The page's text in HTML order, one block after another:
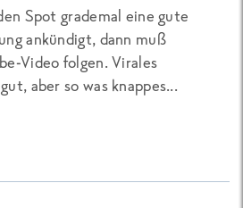
Spot grademal eine gute
ankündigt, dann muß
Video folgen. Virales
aber so was knappes...